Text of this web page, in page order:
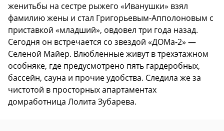
женитьбы на сестре рыжего «Иванушки» взял
фамилию жены и стал Григорьевым-Апполоновым с
приставкой «младший», овдовел три года назад.
Сегодня он встречается со звездой «ДОМа-2» —
Селеной Майер. Влюбленные живут в трехэтажном
особняке, где предусмотрено пять гардеробных,
бассейн, сауна и прочие удобства. Следила же за
чистотой в просторных апартаментах
домработница Лолита Зубарева.